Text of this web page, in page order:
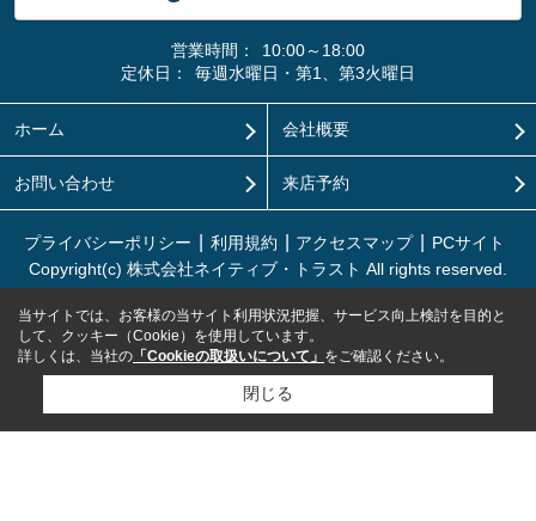
営業時間：
10:00～18:00
定休日：
毎週水曜日・第1、第3火曜日
ホーム 会社概要
お問い合わせ 来店予約
プライバシーポリシー 利用規約 アクセスマップ
PCサイト
Copyright(c) 株式会社ネイティブ・トラスト All rights reserved.
当サイトでは、お客様の当サイト利用状況把握、サービス向上検討を目的と
して、クッキー（Cookie）を使用しています。
詳しくは、当社の 「Cookieの取扱いについて」 をご確認ください。
閉じる